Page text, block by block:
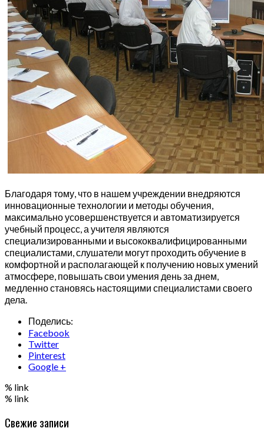
Благодаря тому, что в нашем учреждении внедряются
инновационные технологии и методы обучения,
максимально усовершенствуется и автоматизируется
учебный процесс, а учителя являются
специализированными и высококвалифицированными
специалистами, слушатели могут проходить обучение в
комфортной и располагающей к получению новых умений
атмосфере, повышать свои умения день за днем,
медленно становясь настоящими специалистами своего
дела.
Поделись:
Facebook
Twitter
Pinterest
Google +
% link
% link
Свежие записи